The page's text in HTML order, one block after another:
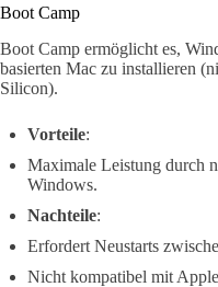
Boot Camp
Boot Camp ermöglicht es,
basierten Mac zu installieren
Silicon).
Vorteile:
Maximale Leistung durch
Windows.
Nachteile:
Erfordert Neustarts
Nicht kompatibel mit